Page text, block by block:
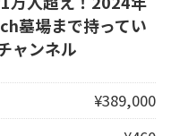
墓場まで持ってい
ャンネル
¥389,000